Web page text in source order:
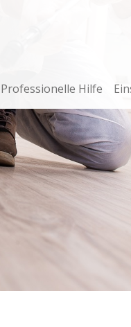
Professionelle Hilfe